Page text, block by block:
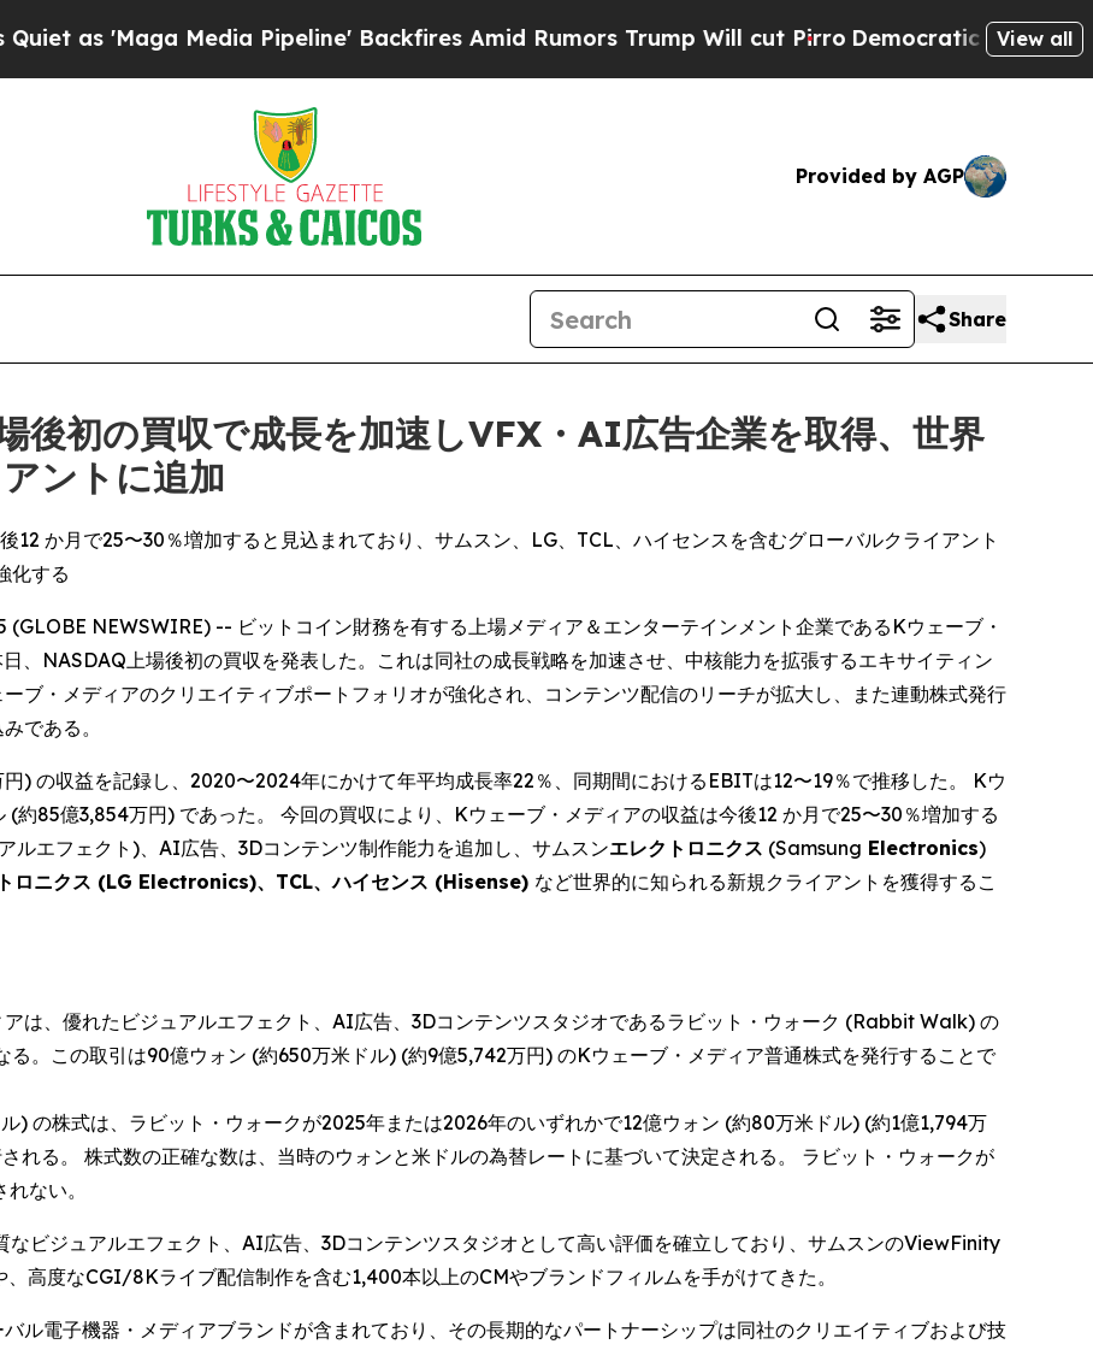
Media Pipeline' Backfires Amid Rumors Trump Will cut PirroDemocratic Socialists of View all
Provided by AGP
Share
後初の買収で成長を加速しVFX・AI広告企業を取得、世界
ントに追加
12 か月で25〜30％増加すると見込まれており、サムスン、LG、TCL、ハイセンスを含むグローバルクライアント
化する
NEWSWIRE) -- ビットコイン財務を有する上場メディア＆エンターテインメント企業であるKウェーブ・
NASDAQ上場後初の買収を発表した。これは同社の成長戦略を加速させ、中核能力を拡張するエキサイティン
ブ・メディアのクリエイティブポートフォリオが強化され、コンテンツ配信のリーチが拡大し、また連動株式発行
である。
) の収益を記録し、2020〜2024年にかけて年平均成長率22％、同期間におけるEBITは12〜19％で推移した。 Kウ
約85億3,854万円) であった。 今回の買収により、Kウェーブ・メディアの収益は今後12 か月で25〜30％増加する
ルエフェクト)、AI広告、3Dコンテンツ制作能力を追加し、サムスンエレクトロニクス (Samsung Electronics)
ロニクス (LG Electronics)、TCL、ハイセンス (Hisense) など世界的に知られる新規クライアントを獲得するこ
は、優れたビジュアルエフェクト、AI広告、3Dコンテンツスタジオであるラビット・ウォーク (Rabbit Walk) の
。この取引は90億ウォン (約650万米ドル) (約9億5,742万円) のKウェーブ・メディア普通株式を発行することで
) の株式は、ラビット・ウォークが2025年または2026年のいずれかで12億ウォン (約80万米ドル) (約1億1,794万
れる。 株式数の正確な数は、当時のウォンと米ドルの為替レートに基づいて決定される。 ラビット・ウォークが
ない。
ビジュアルエフェクト、AI広告、3Dコンテンツスタジオとして高い評価を確立しており、サムスンのViewFinity
高度なCGI/8Kライブ配信制作を含む1,400本以上のCMやブランドフィルムを手がけてきた。
ル電子機器・メディアブランドが含まれており、その長期的なパートナーシップは同社のクリエイティブおよび技